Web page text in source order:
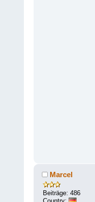
Marcel
Beiträge: 486